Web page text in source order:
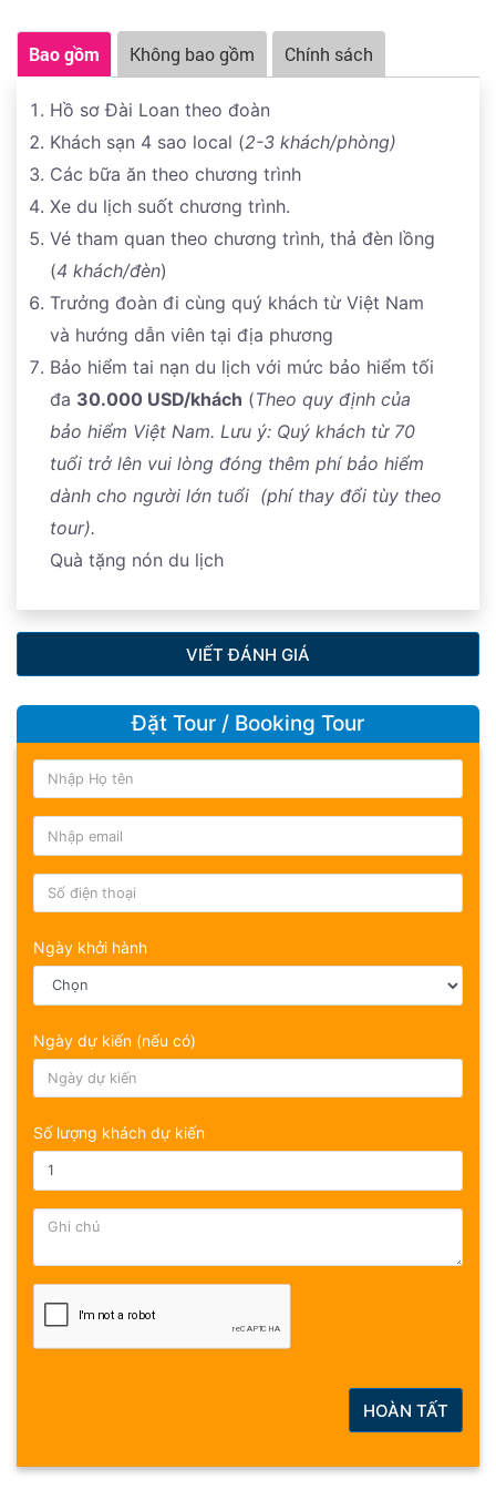
Bao gồm Không bao gồm Chính sách
Hồ sơ Đài Loan theo đoàn
Khách sạn 4 sao local (2-3 khách/phòng)
Các bữa ăn theo chương trình
Xe du lịch suốt chương trình.
Vé tham quan theo chương trình, thả đèn lồng
(4 khách/đèn)
Trưởng đoàn đi cùng quý khách từ Việt Nam
và hướng dẫn viên tại địa phương
Bảo hiểm tai nạn du lịch với mức bảo hiểm tối
đa 30.000 USD/khách (Theo quy định của
bảo hiểm Việt Nam. Lưu ý: Quý khách từ 70
tuổi trở lên vui lòng đóng thêm phí bảo hiểm
dành cho người lớn tuổi (phí thay đổi tùy theo
tour).
Quà tặng nón du lịch
VIẾT ĐÁNH GIÁ
Đặt Tour / Booking Tour
Ngày khởi hành
Ngày dự kiến (nếu có)
Số lượng khách dự kiến
HOÀN TẤT